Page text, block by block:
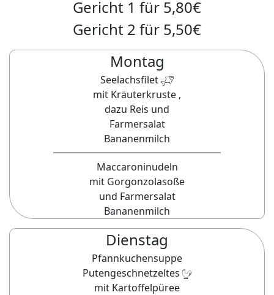
Gericht 1 für 5,80€
Gericht 2 für 5,50€
Montag
Seelachsfilet
mit Kräuterkruste ,
dazu Reis und
Farmersalat
Bananenmilch
Maccaroninudeln
mit Gorgonzolasoße
und Farmersalat
Bananenmilch
Dienstag
Pfannkuchensuppe
Putengeschnetzeltes
mit Kartoffelpüree